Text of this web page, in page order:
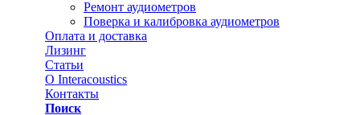
Ремонт аудиометров
Поверка и калибровка аудиометров
Оплата и доставка
Лизинг
Статьи
О Interacoustics
Контакты
Поиск